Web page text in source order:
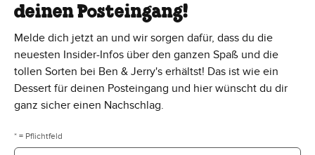
deinen Posteingang!
Melde dich jetzt an und wir sorgen dafür, dass du die
neuesten Insider-Infos über den ganzen Spaß und die
tollen Sorten bei Ben & Jerry's erhältst! Das ist wie ein
Dessert für deinen Posteingang und hier wünscht du dir
ganz sicher einen Nachschlag.
* = Pflichtfeld